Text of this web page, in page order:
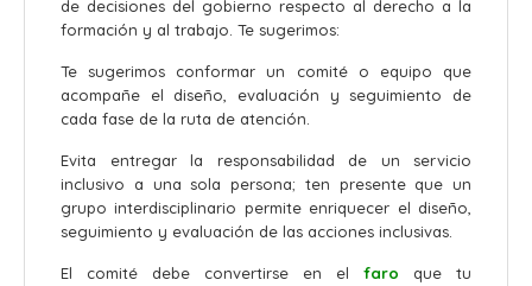
de decisiones del gobierno respecto al derecho a la
formación y al trabajo. Te sugerimos:
Te sugerimos conformar un comité o equipo que
acompañe el diseño, evaluación y seguimiento de
cada fase de la ruta de atención.
Evita entregar la responsabilidad de un servicio
inclusivo a una sola persona; ten presente que un
grupo interdisciplinario permite enriquecer el diseño,
seguimiento y evaluación de las acciones inclusivas.
El comité debe convertirse en el faro que tu